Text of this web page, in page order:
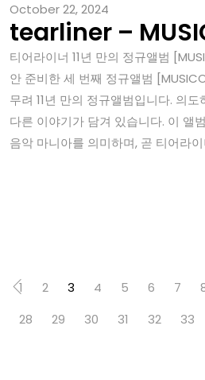
October 22, 2024
tearliner –
티어라이너 11년 만의 정규앨범
안 준비한 세 번째 정규앨범
무려 11년 만의 정규앨범입니다. 의
다른 이야기가 담겨 있습니다. 이 앨
음악 마니아를 의미하며, 곧 티어라이
1 2 3 4 5 6 7
28
29 30 31 32 33